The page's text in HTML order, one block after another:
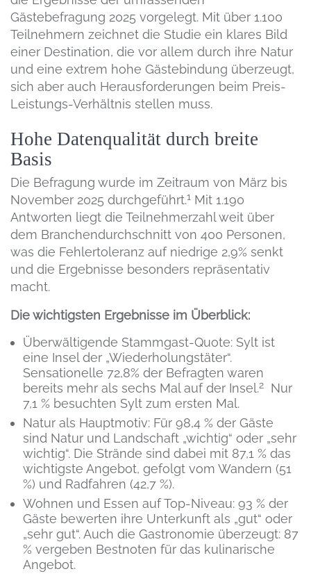
Gästebefragung 2025 vorgelegt. Mit über 1.100
Teilnehmern zeichnet die Studie ein klares Bild
einer Destination, die vor allem durch ihre Natur
und eine extrem hohe Gästebindung überzeugt,
sich aber auch Herausforderungen beim Preis-
Leistungs-Verhältnis stellen muss.
Hohe Datenqualität durch breite
Basis
Die Befragung wurde im Zeitraum von März bis
November 2025 durchgeführt.1 Mit 1.190
Antworten liegt die Teilnehmerzahl weit über
dem Branchendurchschnitt von 400 Personen,
was die Fehlertoleranz auf niedrige 2,9% senkt
und die Ergebnisse besonders repräsentativ
macht.
Die wichtigsten Ergebnisse im Überblick:
Überwältigende Stammgast-Quote: Sylt ist
eine Insel der „Wiederholungstäter“.
Sensationelle 72,8% der Befragten waren
bereits mehr als sechs Mal auf der Insel.2
Nur
7,1 % besuchten Sylt zum ersten Mal.
Natur als Hauptmotiv: Für 98,4 % der Gäste
sind Natur und Landschaft „wichtig“ oder „sehr
wichtig“. Die Strände sind dabei mit 87,1 % das
wichtigste Angebot, gefolgt vom Wandern (51
%) und Radfahren (42,7 %).
Wohnen und Essen auf Top-Niveau: 93 % der
Gäste bewerten ihre Unterkunft als „gut“ oder
„sehr gut“. Auch die Gastronomie überzeugt: 87
% vergeben Bestnoten für das kulinarische
Angebot.